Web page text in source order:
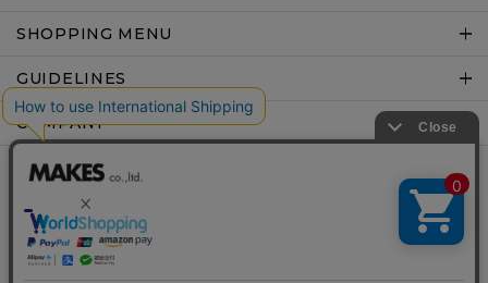
SHOPPING MENU
GUIDELINES
COMPANY